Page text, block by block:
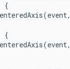
{
(event,
{
(event,